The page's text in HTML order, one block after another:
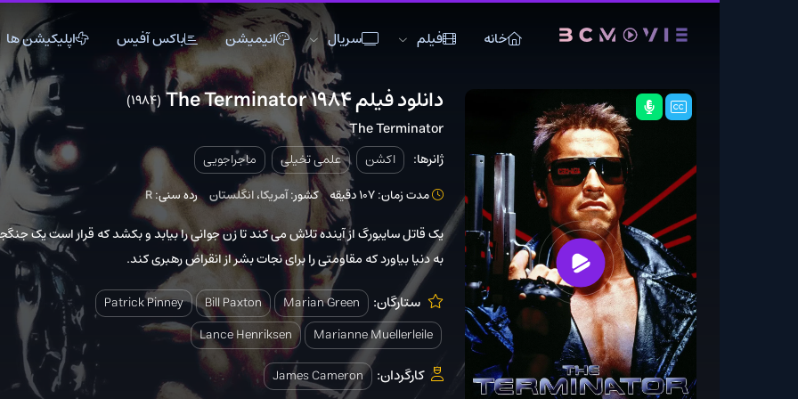
خانه فیلم
اکشن انیمیشن
تاریخی تاک شو
جنگی خانوادگی
دلهره آور
عاشقانه
فانتزی کمدی
ماجراجویی
مستند
موزیک
موزیکال
ورزشی
وسترن
سریال
اکشن
جنگی
دلهره آور
فانتزی
ماجراجویی
موزیک
ورزشی
انیمیشن باکس آفیس اپلیکیشن ها
دانلود فیلم The Terminator 1984 (1984)
The Terminator
ژانرها: اکشن علمی تخیلی ماجراجویی
مدت زمان: 107 دقیقه کشور:آمریکا،انگلستان رده سنی:R
یک قاتل سایبورگ از آینده تلاش می کند تا زن جوانی را بیابد و بکشد که قرار است یک جنگجو
به دنیا بیاورد که مقاومتی را برای نجات بشر از انقراض رهبری کند.
ستارگان: Marian Green
Bill Paxton
Patrick Pinney
Marianne Muellerleile
Lance Henriksen
کارگردان: James Cameron
220 جزو ۲۵۰